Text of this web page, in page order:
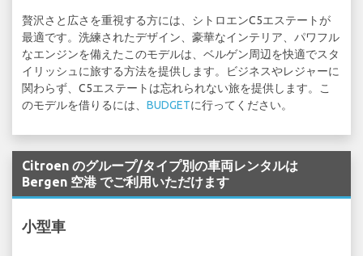
贅沢さと広さを重視する方には、シトロエンC5エステートが
最適です。洗練されたデザイン、豪華なインテリア、パワフル
なエンジンを備えたこのモデルは、ベルゲン周辺を快適でスタ
イリッシュに旅する方法を提供します。ビジネスやレジャーに
関わらず、C5エステートは忘れられない旅を提供します。こ
のモデルを借りるには、 BUDGETに行ってください。
Citroen のグループ/タイプ別の車両レンタルは
Bergen 空港 でご利用いただけます
小型車